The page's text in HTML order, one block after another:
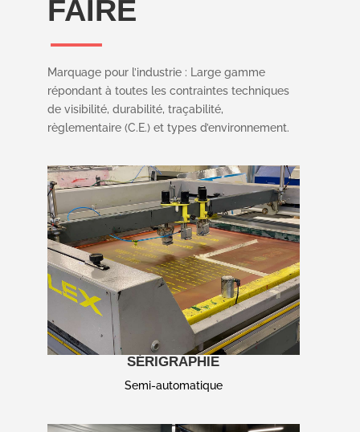
FAIRE
Marquage pour l’industrie : Large gamme
répondant à toutes les contraintes techniques
de visibilité, durabilité, traçabilité,
règlementaire (C.E.) et types d’environnement.
SÉRIGRAPHIE
Semi-automatique